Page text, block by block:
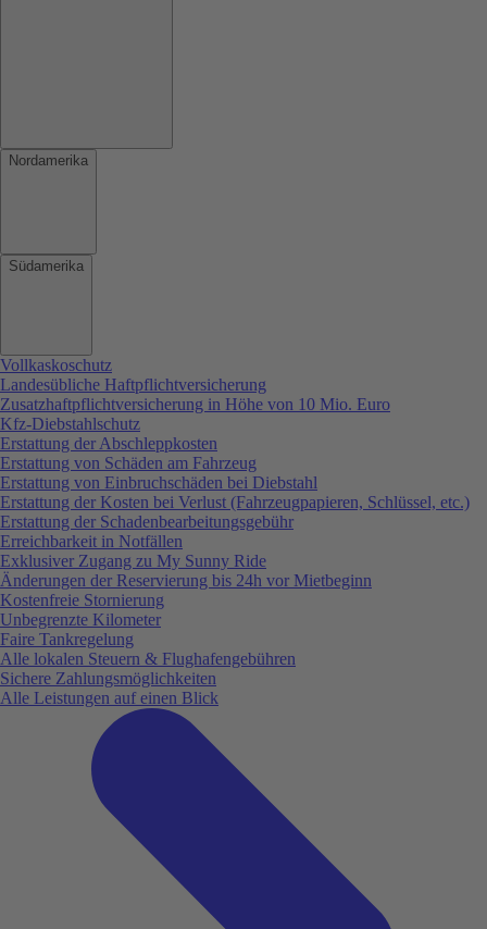
Nordamerika
Südamerika
Vollkaskoschutz
Landesübliche Haftpflichtversicherung
Zusatzhaftpflichtversicherung in Höhe von 10 Mio. Euro
Kfz-Diebstahlschutz
Erstattung der Abschleppkosten
Erstattung von Schäden am Fahrzeug
Erstattung von Einbruchschäden bei Diebstahl
Erstattung der Kosten bei Verlust (Fahrzeugpapieren, Schlüssel, etc.)
Erstattung der Schadenbearbeitungsgebühr
Erreichbarkeit in Notfällen
Exklusiver Zugang zu My Sunny Ride
Änderungen der Reservierung bis 24h vor Mietbeginn
Kostenfreie Stornierung
Unbegrenzte Kilometer
Faire Tankregelung
Alle lokalen Steuern & Flughafengebühren
Sichere Zahlungsmöglichkeiten
Alle Leistungen auf einen Blick